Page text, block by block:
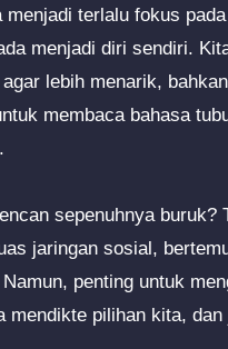
terlalu fokus
menjadi diri sendiri.
lebih menarik,
membaca bahasa
sepenuhnya
jaringan sosial,
penting untuk
mendikte pilihan kita,